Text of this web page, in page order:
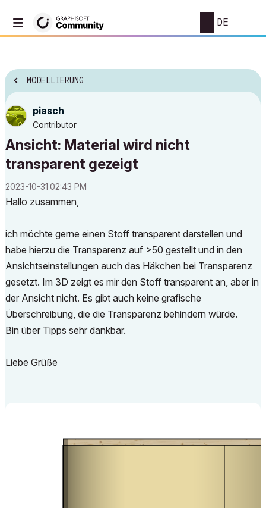
DE
MODELLIERUNG
piasch
Contributor
Ansicht: Material wird nicht
transparent gezeigt
‎2023-10-31 02:43 PM
Hallo zusammen,
ich möchte gerne einen Stoff transparent darstellen und
habe hierzu die Transparenz auf >50 gestellt und in den
Ansichtseinstellungen auch das Häkchen bei Transparenz
gesetzt. Im 3D zeigt es mir den Stoff transparent an, aber in
der Ansicht nicht. Es gibt auch keine grafische
Überschreibung, die die Transparenz behindern würde.
Bin über Tipps sehr dankbar.
Liebe Grüße